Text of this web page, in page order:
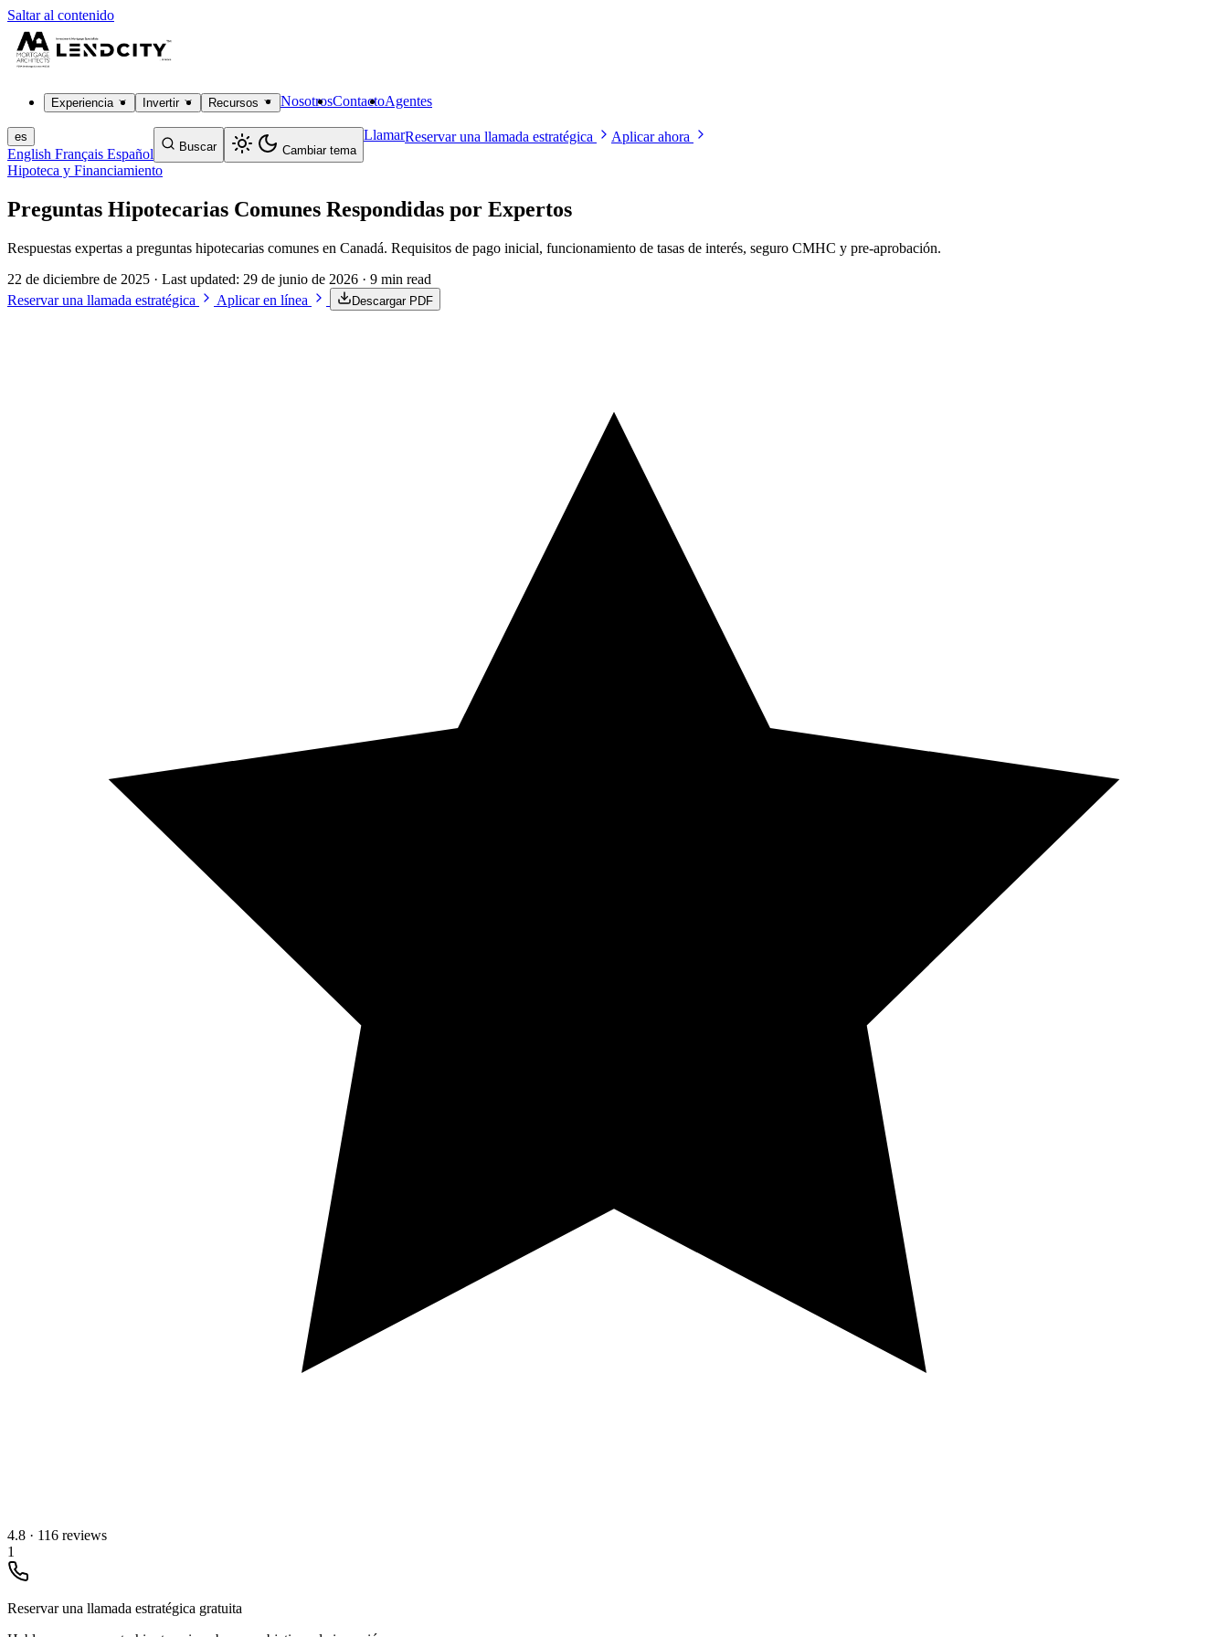
Saltar al contenido
Experiencia Invertir Recursos NosotrosContactoAgentes
es
English Français Español Buscar Cambiar tema
LlamarReservar una llamada estratégica Aplicar ahora
Hipoteca y Financiamiento
Preguntas Hipotecarias Comunes Respondidas por Expertos
Respuestas expertas a preguntas hipotecarias comunes en Canadá. Requisitos de pago inicial, funcionamiento de tasas de interés, seguro CMHC y pre-aprobación.
22 de diciembre de 2025 · Last updated: 29 de junio de 2026 · 9 min read
Reservar una llamada estratégica
Aplicar en línea Descargar PDF
4.8 · 116 reviews
1
Reservar una llamada estratégica gratuita